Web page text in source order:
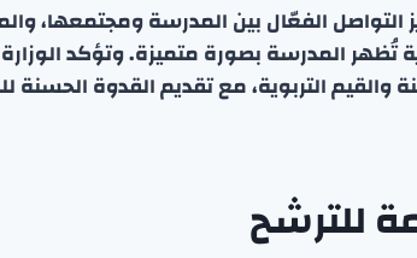
التواصل الفعّال بين المدرسة ومجتمعها،
تُظهر المدرسة بصورة متميزة. وتؤكد
والقيم التربوية، مع تقديم القدوة الحسنة
للترشح